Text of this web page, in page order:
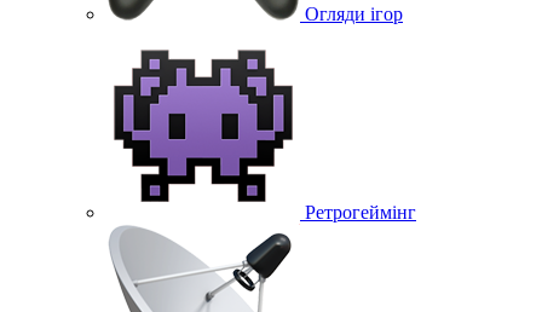
Огляди ігор
Ретрогеймінг